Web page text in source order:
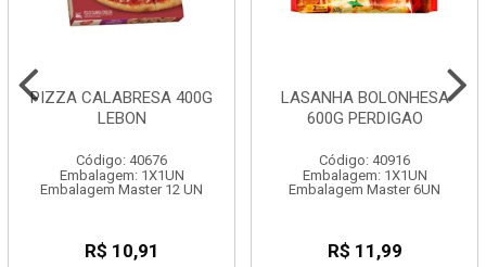
PIZZA CALABRESA 400G
LEBON
Código: 40676
Embalagem: 1X1UN
Embalagem Master 12 UN
R$ 10,91
LASANHA BOLONHESA
600G PERDIGAO
Código: 40916
Embalagem: 1X1UN
Embalagem Master 6UN
R$ 11,99